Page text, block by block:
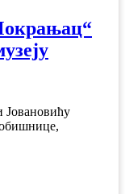
Јовановићу